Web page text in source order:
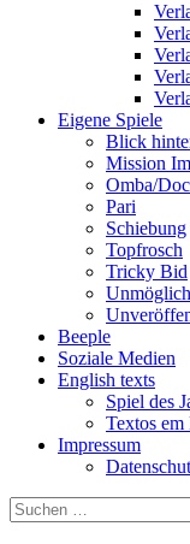
Eigene Spiele
Blick
Mission
Omba/
Pari
Schiebung
Topfrosch
Tricky Bid
Beeple
Soziale Medien
English texts
Spiel des
Textos em
Impressum
Suchen
nach: